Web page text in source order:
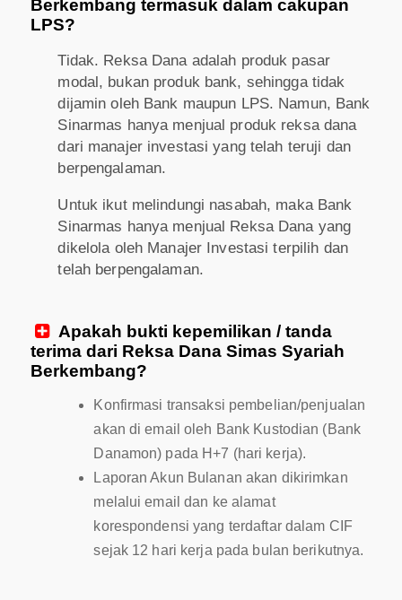
Berkembang termasuk dalam cakupan
LPS?
Tidak. Reksa Dana adalah produk pasar
modal, bukan produk bank, sehingga tidak
dijamin oleh Bank maupun LPS. Namun, Bank
Sinarmas hanya menjual produk reksa dana
dari manajer investasi yang telah teruji dan
berpengalaman.
Untuk ikut melindungi nasabah, maka Bank
Sinarmas hanya menjual Reksa Dana yang
dikelola oleh Manajer Investasi terpilih dan
telah berpengalaman.
 Apakah bukti kepemilikan / tanda
terima dari Reksa Dana Simas Syariah
Berkembang?
Konfirmasi transaksi pembelian/penjualan
akan di email oleh Bank Kustodian (Bank
Danamon) pada H+7 (hari kerja).
Laporan Akun Bulanan akan dikirimkan
melalui email dan ke alamat
korespondensi yang terdaftar dalam CIF
sejak 12 hari kerja pada bulan berikutnya.